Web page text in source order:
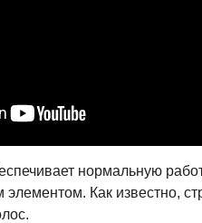
нормальную
элементом. Как известно,